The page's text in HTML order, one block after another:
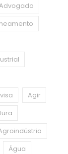
Agir
Água